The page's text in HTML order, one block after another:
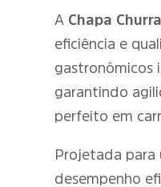
A Chapa
eficiência e
gastronômicos
garantindo
perfeito em
Projetada para
desempenho